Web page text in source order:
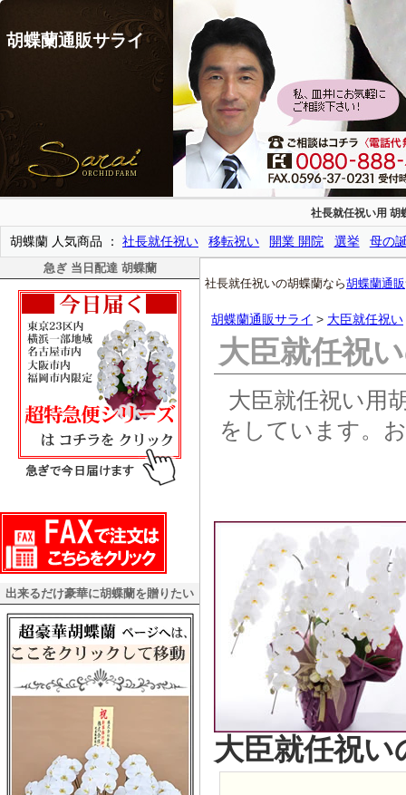
胡蝶蘭通販サライ
社長就任祝い用 胡
胡蝶蘭 人気商品 社長就任祝い 移転祝い 開業 開院 選挙 母の
急ぎ 当日配達 胡蝶蘭
出来るだけ豪華に胡蝶蘭を贈りたい
社長就任祝いの胡蝶蘭なら胡蝶蘭通販
胡蝶蘭通販サライ > 大臣就任祝い
大臣就任祝
大臣就任祝い用
をしています。
大臣就任祝い